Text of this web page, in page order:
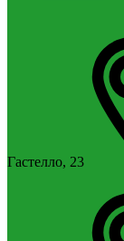
Гастелло, 23